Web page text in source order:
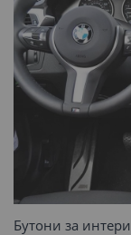
Бутони за